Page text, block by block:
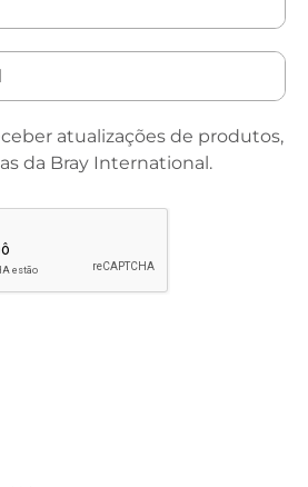
atualizações de produtos,
da Bray International.